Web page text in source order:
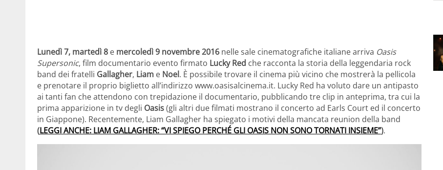
Lunedì 7, martedì 8 e mercoledì 9 novembre 2016 nelle sale cinematografiche italiane arriva Oasis
Supersonic, film documentario evento firmato Lucky Red che racconta la storia della leggendaria rock
band dei fratelli Gallagher, Liam e Noel. È possibile trovare il cinema più vicino che mostrerà la pellicola
e prenotare il proprio biglietto all’indirizzo www.oasisalcinema.it. Lucky Red ha voluto dare un antipasto
ai tanti fan che attendono con trepidazione il documentario, pubblicando tre clip in anteprima, tra cui la
prima apparizione in tv degli Oasis(gli altri due filmati mostrano il concerto ad Earls Court ed il concerto
in Giappone). Recentemente, Liam Gallagher ha spiegato i motivi della mancata reunion della band
(LEGGI ANCHE: LIAM GALLAGHER: “VI SPIEGO PERCHÉ GLI OASIS NON SONO TORNATI INSIEME”).